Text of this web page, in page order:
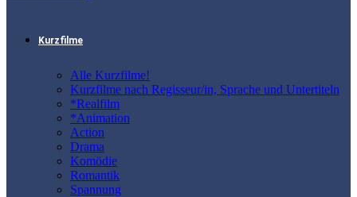
Kurzfilme
Alle Kurzfilme!
Kurzfilme nach Regisseur/in, Sprache und Untertiteln
*Realfilm
*Animation
Action
Drama
Komödie
Romantik
Spannung